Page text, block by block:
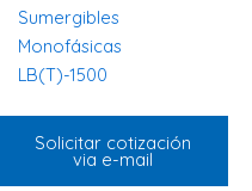
Sumergibles
Monofásicas
LB(T)-1500
Solicitar cotización
via e-mail